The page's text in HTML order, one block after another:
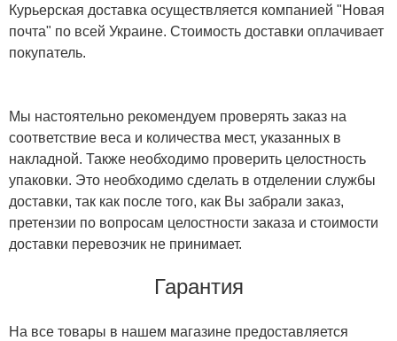
Курьерская доставка осуществляется компанией "Новая
почта" по всей Украине. Стоимость доставки оплачивает
покупатель.
Мы настоятельно рекомендуем проверять заказ на
соответствие веса и количества мест, указанных в
накладной. Также необходимо проверить целостность
упаковки. Это необходимо сделать в отделении службы
доставки, так как после того, как Вы забрали заказ,
претензии по вопросам целостности заказа и стоимости
доставки перевозчик не принимает.
Гарантия
На все товары в нашем магазине предоставляется